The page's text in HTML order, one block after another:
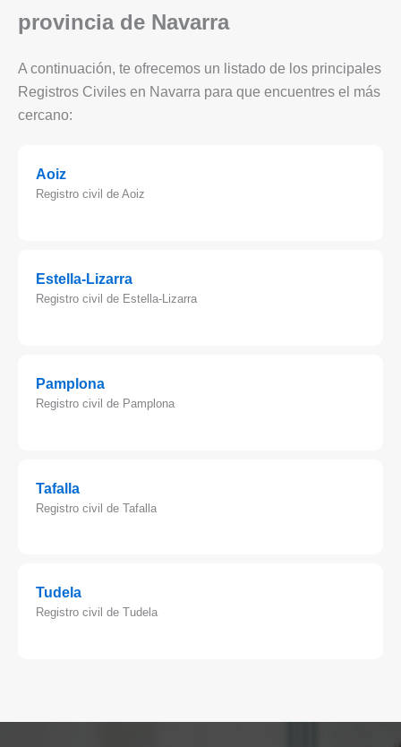
provincia de Navarra
A continuación, te ofrecemos un listado de los principales
Registros Civiles en Navarra para que encuentres el más
cercano:
Aoiz
Registro civil de Aoiz
Estella-Lizarra
Registro civil de Estella-Lizarra
Pamplona
Registro civil de Pamplona
Tafalla
Registro civil de Tafalla
Tudela
Registro civil de Tudela